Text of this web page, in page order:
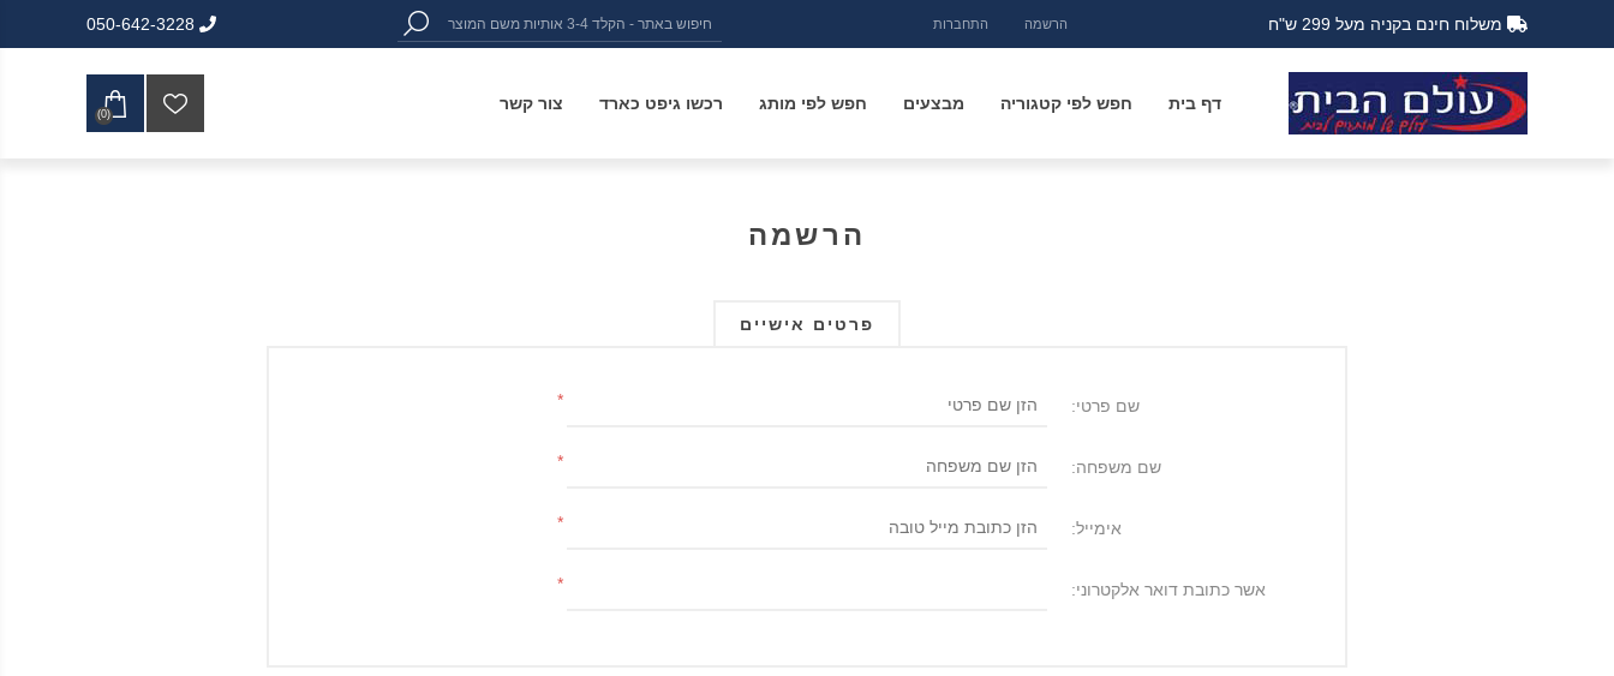
הרשמה התחברות משלוח חינם בקניה מעל 299 ש"ח 050-642-3228
דף בית חפש לפי קטגוריה מבצעים חפש לפי מותג רכשו גיפט כארד צור קשר
(0)
הרשמה
פרטים אישיים
שם פרטי: *
שם משפחה: *
אימייל: *
אשר כתובת דואר אלקטרוני: *